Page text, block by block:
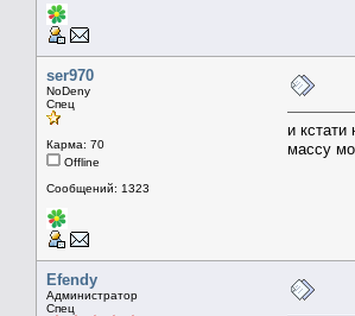
ser970
NoDeny
Спец
Карма: 70
Offline
Сообщений: 1323
и кстати
массу
Efendy
Администратор
Спец